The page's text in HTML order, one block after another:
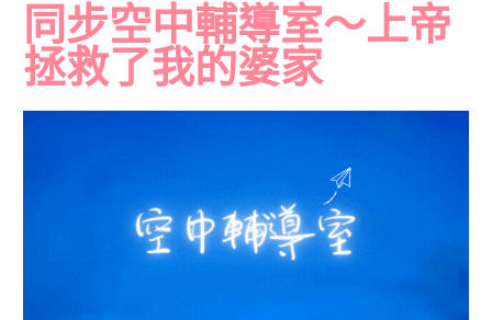
同步空中輔導室～上帝
拯救了我的婆家